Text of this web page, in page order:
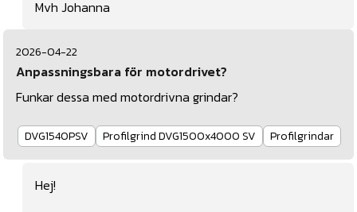
Mvh Johanna
2026-04-22
Anpassningsbara för motordrivet?
Funkar dessa med motordrivna grindar?
DVG1540PSV Profilgrind DVG1500x4000 SV Profilgrindar
Hej!